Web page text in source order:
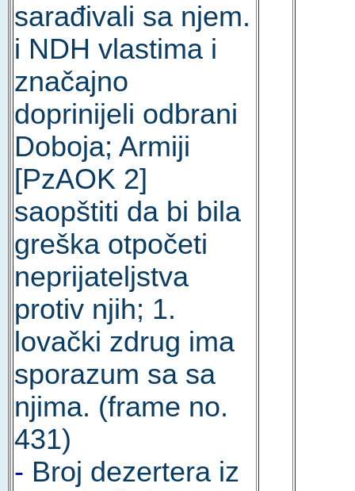
sarađivali sa njem.
i NDH vlastima i
značajno
doprinijeli odbrani
Doboja; Armiji
[PzAOK 2]
saopštiti da bi bila
greška otpočeti
neprijateljstva
protiv njih; 1.
lovački zdrug ima
sporazum sa sa
njima. (frame no.
431)
- Broj dezertera iz